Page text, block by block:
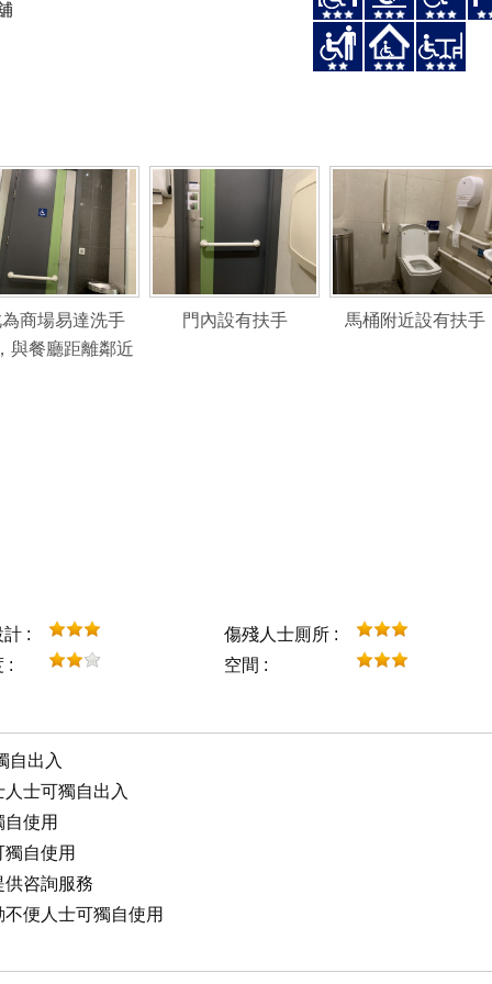
為商場易達洗手
與餐廳距離鄰近
門內設有扶手 馬桶附近設有扶手
:
傷殘人士厠所 :
:
空間 :
自出入
士可獨自出入
使用
自使用
供咨詢服務
便人士可獨自使用